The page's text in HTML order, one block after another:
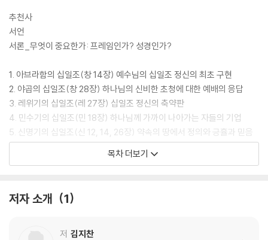
추천사
서언
서론_무엇이 중요한가: 프레임인가? 성경인가?
1. 아브라함의 십일조(창 14장) 예수님의 십일조 정신의 최초 구현
2. 야곱의 십일조(창 28장) 하나님의 신비한 초청에 대한 예배의 응답
3. 레위기의 십일조(레 27장) 십일조 정신의 축약판
4. 민수기의 십일조(민 18장) 하나님께 가까이 나아가는 자들의 기업
5. 신명기의 십일조(신 12, 14, 26장) 약속의 땅에서 정의와 긍휼과 믿음
의 구현
6. 사무엘서의 십일조(삼상 8장) 백성을 종으로 만드는 왕의 십일조
조
10. 말라기의 십일조(말 3장) 과연 하나님을 도둑질할 수 있을까?
목차 더보기
저자 소개 1
저 김지찬